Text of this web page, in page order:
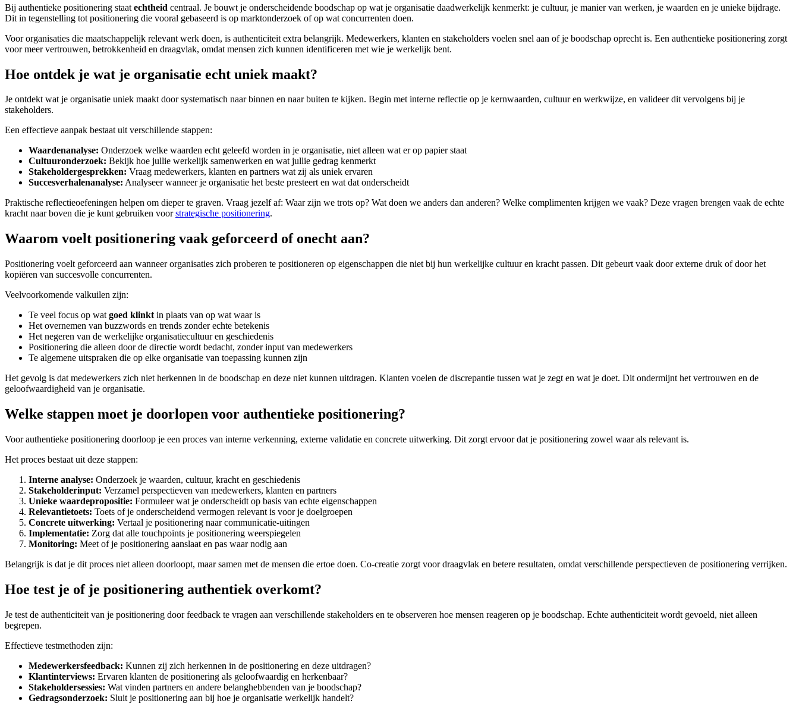
Bij authentieke positionering staat echtheid centraal. Je bouwt je onderscheidende boodschap op wat je organisatie daadwerkelijk kenmerkt: je cultuur, je manier van werken, je waarden en je unieke bijdrage.
Dit in tegenstelling tot positionering die vooral gebaseerd is op marktonderzoek of op wat concurrenten doen.
Voor organisaties die maatschappelijk relevant werk doen, is authenticiteit extra belangrijk. Medewerkers, klanten en stakeholders voelen snel aan of je boodschap oprecht is. Een authentieke positionering zorgt
voor meer vertrouwen, betrokkenheid en draagvlak, omdat mensen zich kunnen identificeren met wie je werkelijk bent.
Hoe ontdek je wat je organisatie echt uniek maakt?
Je ontdekt wat je organisatie uniek maakt door systematisch naar binnen en naar buiten te kijken. Begin met interne reflectie op je kernwaarden, cultuur en werkwijze, en valideer dit vervolgens bij je
stakeholders.
Een effectieve aanpak bestaat uit verschillende stappen:
Waardenanalyse: Onderzoek welke waarden echt geleefd worden in je organisatie, niet alleen wat er op papier staat
Cultuuronderzoek: Bekijk hoe jullie werkelijk samenwerken en wat jullie gedrag kenmerkt
Stakeholdergesprekken: Vraag medewerkers, klanten en partners wat zij als uniek ervaren
Succesverhalenanalyse: Analyseer wanneer je organisatie het beste presteert en wat dat onderscheidt
Praktische reflectieoefeningen helpen om dieper te graven. Vraag jezelf af: Waar zijn we trots op? Wat doen we anders dan anderen? Welke complimenten krijgen we vaak? Deze vragen brengen vaak de echte
kracht naar boven die je kunt gebruiken voorstrategische positionering.
Waarom voelt positionering vaak geforceerd of onecht aan?
Positionering voelt geforceerd aan wanneer organisaties zich proberen te positioneren op eigenschappen die niet bij hun werkelijke cultuur en kracht passen. Dit gebeurt vaak door externe druk of door het
kopiëren van succesvolle concurrenten.
Veelvoorkomende valkuilen zijn:
Te veel focus op wat goed klinkt in plaats van op wat waar is
Het overnemen van buzzwords en trends zonder echte betekenis
Het negeren van de werkelijke organisatiecultuur en geschiedenis
Positionering die alleen door de directie wordt bedacht, zonder input van medewerkers
Te algemene uitspraken die op elke organisatie van toepassing kunnen zijn
Het gevolg is dat medewerkers zich niet herkennen in de boodschap en deze niet kunnen uitdragen. Klanten voelen de discrepantie tussen wat je zegt en wat je doet. Dit ondermijnt het vertrouwen en de
geloofwaardigheid van je organisatie.
Welke stappen moet je doorlopen voor authentieke positionering?
Voor authentieke positionering doorloop je een proces van interne verkenning, externe validatie en concrete uitwerking. Dit zorgt ervoor dat je positionering zowel waar als relevant is.
Het proces bestaat uit deze stappen:
Interne analyse: Onderzoek je waarden, cultuur, kracht en geschiedenis
Stakeholderinput: Verzamel perspectieven van medewerkers, klanten en partners
Unieke waardepropositie: Formuleer wat je onderscheidt op basis van echte eigenschappen
Relevantietoets: Toets of je onderscheidend vermogen relevant is voor je doelgroepen
Concrete uitwerking: Vertaal je positionering naar communicatie-uitingen
Implementatie: Zorg dat alle touchpoints je positionering weerspiegelen
Monitoring: Meet of je positionering aanslaat en pas waar nodig aan
Belangrijk is dat je dit proces niet alleen doorloopt, maar samen met de mensen die ertoe doen. Co-creatie zorgt voor draagvlak en betere resultaten, omdat verschillende perspectieven de positionering verrijken.
Hoe test je of je positionering authentiek overkomt?
Je test de authenticiteit van je positionering door feedback te vragen aan verschillende stakeholders en te observeren hoe mensen reageren op je boodschap. Echte authenticiteit wordt gevoeld, niet alleen
begrepen.
Effectieve testmethoden zijn:
Medewerkersfeedback: Kunnen zij zich herkennen in de positionering en deze uitdragen?
Klantinterviews: Ervaren klanten de positionering als geloofwaardig en herkenbaar?
Stakeholdersessies: Wat vinden partners en andere belanghebbenden van je boodschap?
Gedragsonderzoek: Sluit je positionering aan bij hoe je organisatie werkelijk handelt?